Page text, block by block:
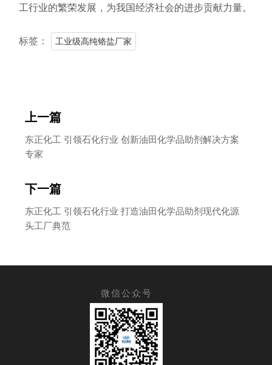
工行业的繁荣发展，为我国经济社会的进步贡献力量。
标签： 工业级高纯铬盐厂家
上一篇
东正化工 引领石化行业 创新油田化学品助剂解决方案
专家
下一篇
东正化工 引领石化行业 打造油田化学品助剂现代化源
头工厂典范
微信公众号